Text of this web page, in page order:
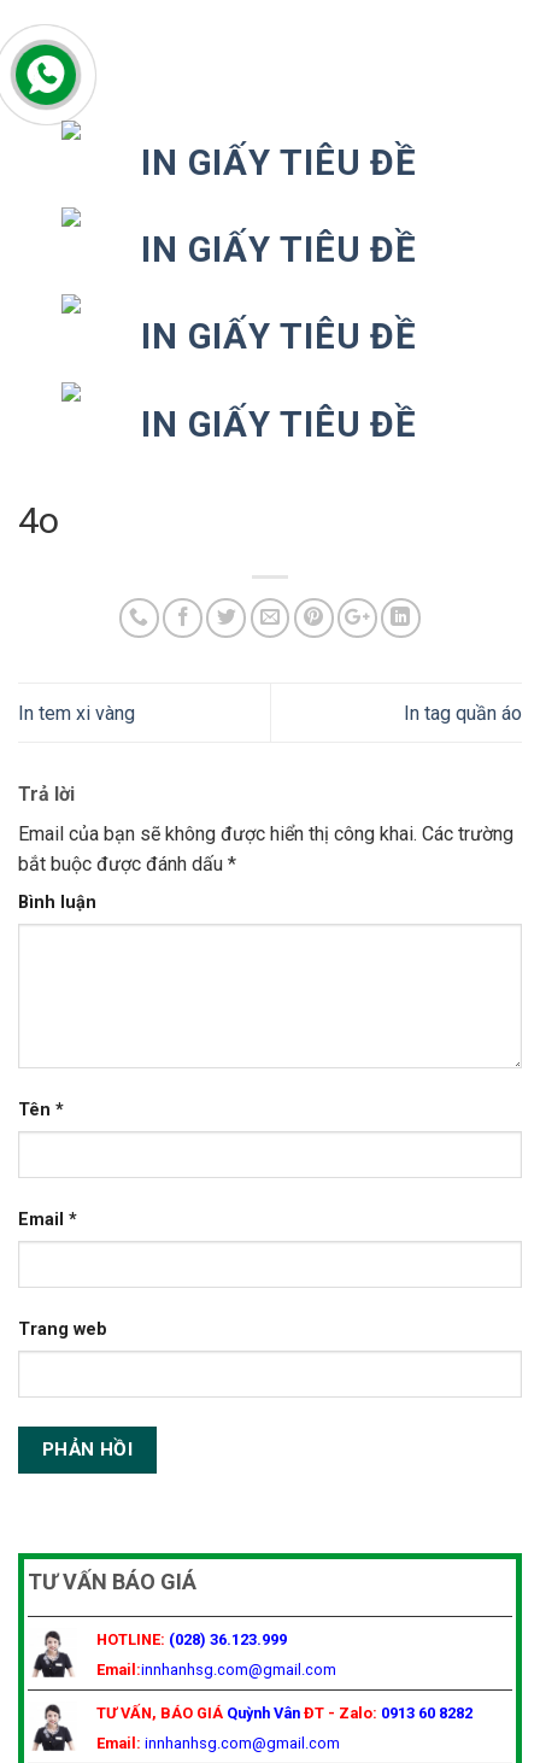
4o
In tem xi vàng In tag quần áo
Trả lời
Email của bạn sẽ không được hiển thị công khai. Các trường
bắt buộc được đánh dấu *
Bình luận
Tên *
Email *
Trang web
TƯ VẤN BÁO GIÁ
HOTLINE: (028) 36.123.999
Email:innhanhsg.com@gmail.com
TƯ VẤN, BÁO GIÁ Quỳnh Vân ĐT - Zalo: 0913 60 8282
Email: innhanhsg.com@gmail.com